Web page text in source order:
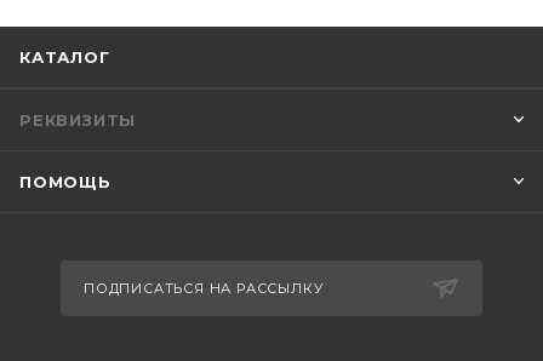
КАТАЛОГ
РЕКВИЗИТЫ
ПОМОЩЬ
ПОДПИСАТЬСЯ НА РАССЫЛКУ